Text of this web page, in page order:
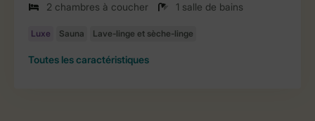
2 chambres à coucher
1 salle de bains
Toutes les caractéristiques